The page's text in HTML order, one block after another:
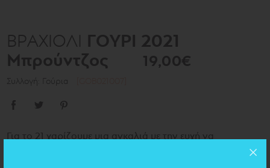
ΒΡΑΧΙΟΛΙ ΓΟΥΡΙ 2021
Μπρούντζος
19,00€
Συλλογή: Γούρια
Για το 21 χαρίζουμε μια αγκαλιά με την ευχή να